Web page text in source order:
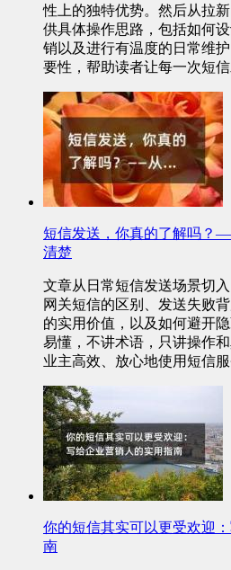
性上的独特优势。然后从拉
供具体操作思路，包括如何
销以及进行有温度的日常维
要性，帮助读者让每一次短信
短信发送，你真的了解吗？
清楚
文章从日常短信发送场景切
网关短信的区别、发送失败
的实用价值，以及如何避开
易懂，不讲术语，只讲操作
业主高效、放心地使用短信服
你的短信其实可以更受欢迎
南